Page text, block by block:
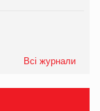
Всі журнали